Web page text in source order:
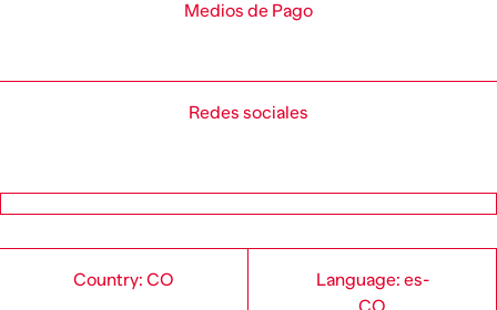
Medios de Pago
Redes sociales
Country: CO
Language: es-